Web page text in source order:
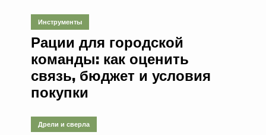
Инструменты
Рации для городской
команды: как оценить
связь, бюджет и условия
покупки
Дрели и сверла